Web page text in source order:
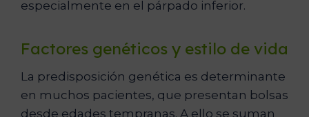
especialmente en el párpado inferior.
Factores genéticos y estilo de vida
La predisposición genética es determinante
en muchos pacientes, que presentan bolsas
desde edades tempranas. A ello se suman